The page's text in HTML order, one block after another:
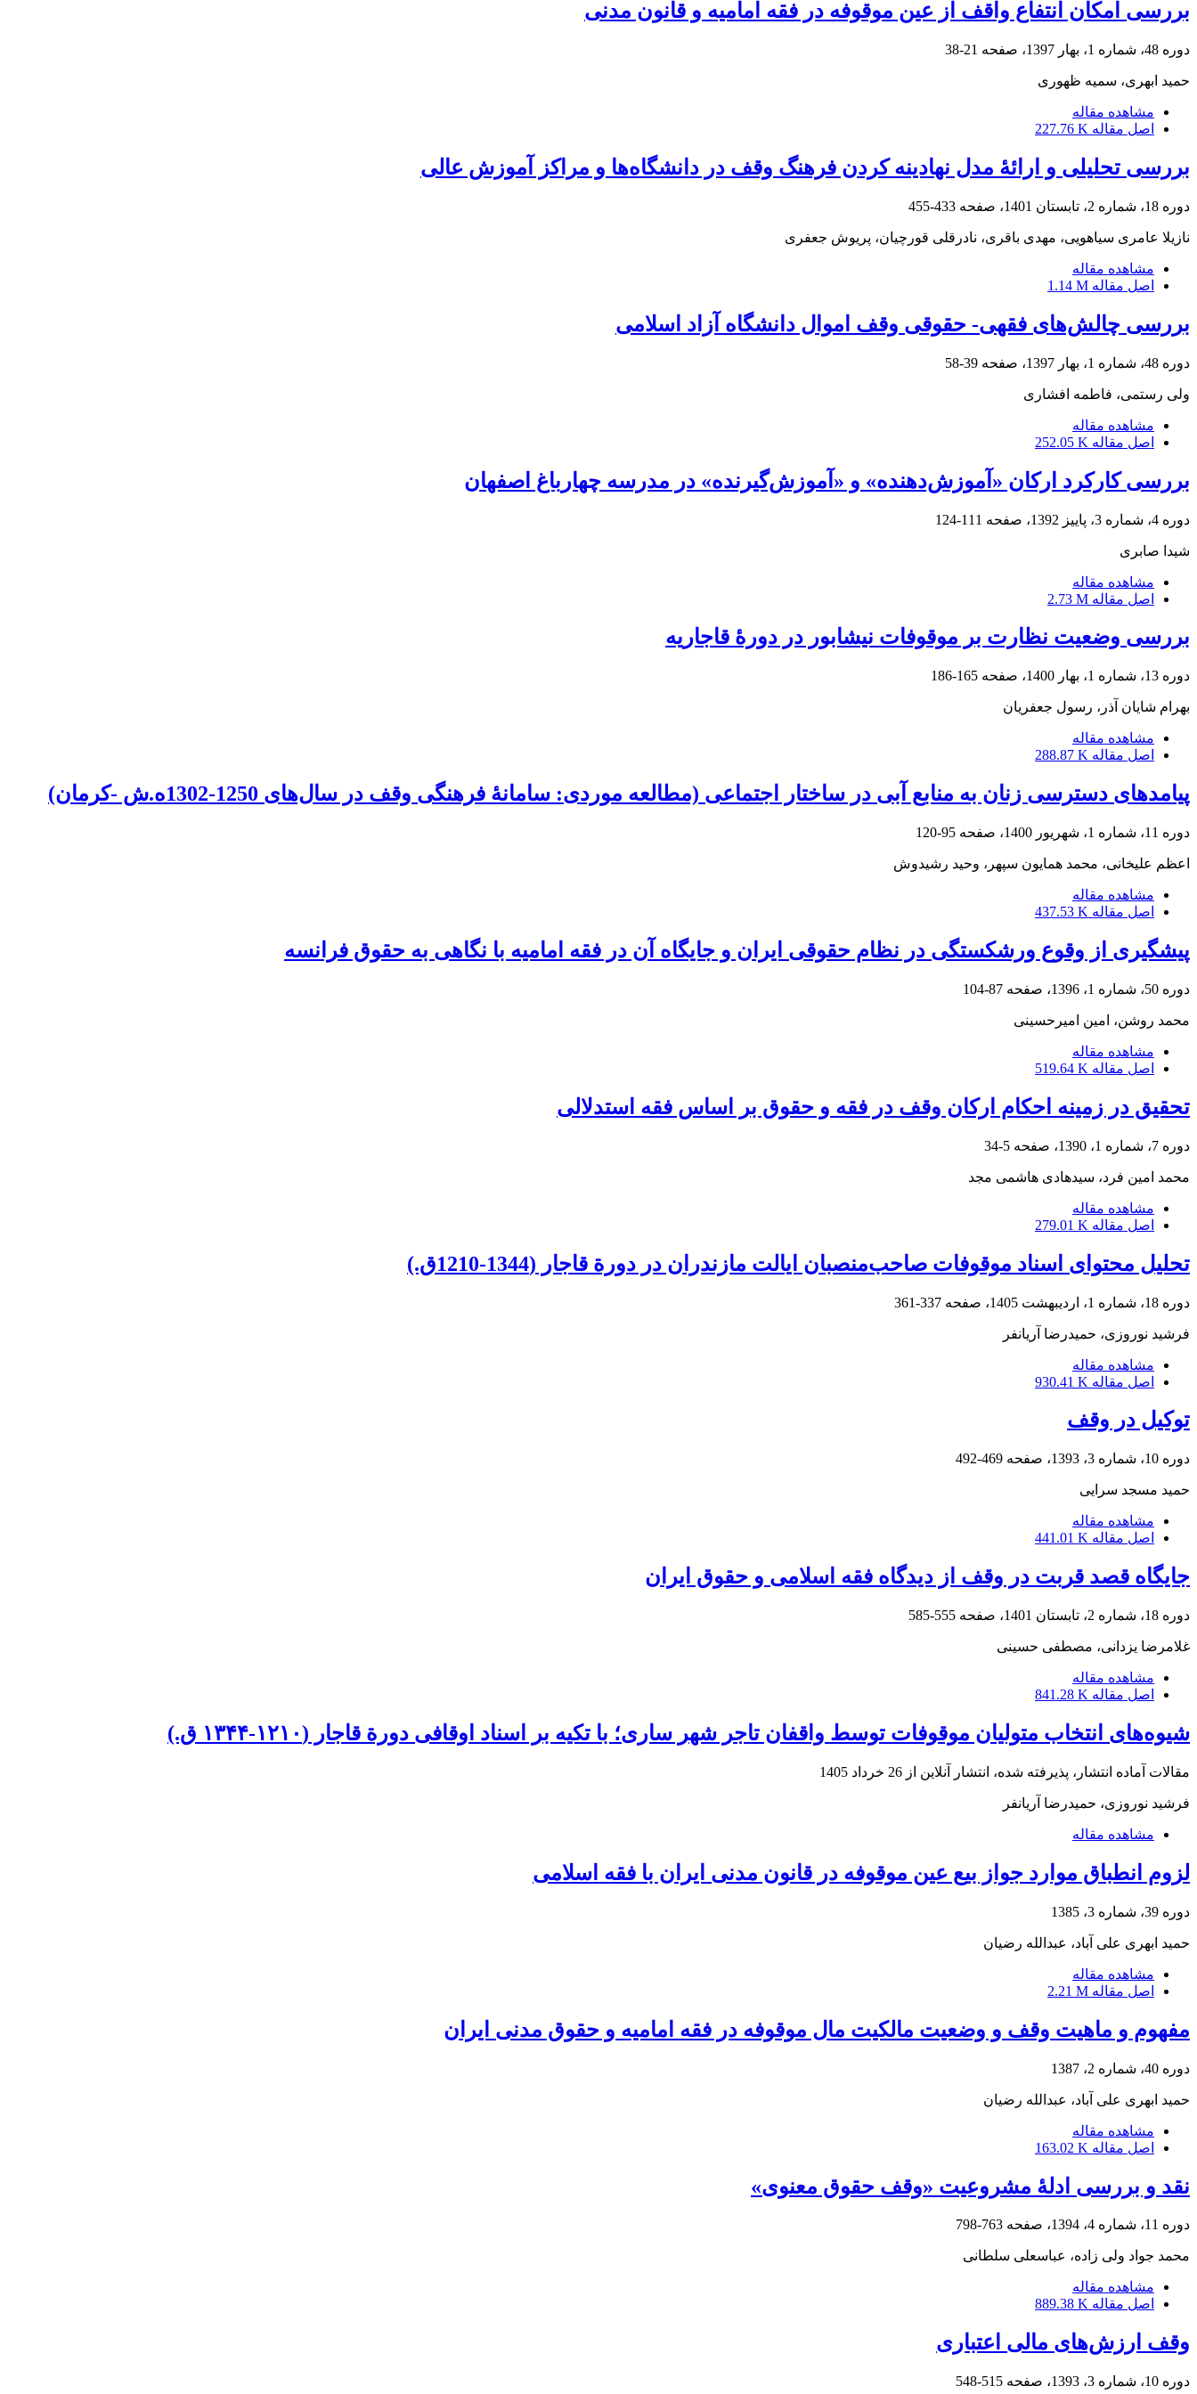
بررسی امکان انتفاع واقف از عین موقوفه در فقه امامیه و قانون مدنی
دوره 48، شماره 1، بهار 1397، صفحه 21-38
حمید ابهری، سمیه ظهوری
مشاهده مقاله
اصل مقاله 227.76 K
بررسی تحلیلی و ارائۀ مدل نهادینه کردن فرهنگ وقف در دانشگاه‌ها و مراکز آموزش عالی
دوره 18، شماره 2، تابستان 1401، صفحه 433-455
نازیلا عامری سیاهویی، مهدی باقری، نادرقلی قورچیان، پریوش جعفری
مشاهده مقاله
اصل مقاله 1.14 M
بررسی چالش‌های فقهی- حقوقی وقف اموال دانشگاه آزاد اسلامی
دوره 48، شماره 1، بهار 1397، صفحه 39-58
ولی رستمی، فاطمه افشاری
مشاهده مقاله
اصل مقاله 252.05 K
بررسی کارکرد ارکان «آموزش‌دهنده» و «آموز‌ش‌گیرنده» در مدرسه چهارباغ اصفهان
دوره 4، شماره 3، پاییز 1392، صفحه 111-124
شیدا صابری
مشاهده مقاله
اصل مقاله 2.73 M
بررسی وضعیت نظارت بر موقوفات نیشابور در دورۀ قاجاریه
دوره 13، شماره 1، بهار 1400، صفحه 165-186
بهرام شایان آذر، رسول جعفریان
مشاهده مقاله
اصل مقاله 288.87 K
پیامدهای دسترسی زنان به منابع آبی در ساختار اجتماعی (مطالعه موردی: سامانۀ فرهنگی وقف در سال‌ها‌ی 1250-1302ه.ش -کرمان)
دوره 11، شماره 1، شهریور 1400، صفحه 95-120
اعظم علیخانی، محمد همایون سپهر، وحید رشیدوش
مشاهده مقاله
اصل مقاله 437.53 K
پیشگیری از وقوع ورشکستگی در نظام حقوقی ایران و جایگاه آن در فقه امامیه با نگاهی به حقوق فرانسه
دوره 50، شماره 1، 1396، صفحه 87-104
محمد روشن، امین امیرحسینی
مشاهده مقاله
اصل مقاله 519.64 K
تحقیق در زمینه احکام ارکان وقف در فقه و حقوق بر اساس فقه استدلالی
دوره 7، شماره 1، 1390، صفحه 5-34
محمد امین فرد، سیدهادی هاشمی مجد
مشاهده مقاله
اصل مقاله 279.01 K
تحلیل محتوای اسناد موقوفات صاحب‌منصبان ایالت مازندران در دورة قاجار (1344-1210ق.)
دوره 18، شماره 1، اردیبهشت 1405، صفحه 337-361
فرشید نوروزی، حمیدرضا آریانفر
مشاهده مقاله
اصل مقاله 930.41 K
توکیل در وقف
دوره 10، شماره 3، 1393، صفحه 469-492
حمید مسجد سرایی
مشاهده مقاله
اصل مقاله 441.01 K
جایگاه قصد قربت در وقف از دیدگاه فقه اسلامی و حقوق ایران
دوره 18، شماره 2، تابستان 1401، صفحه 555-585
غلامرضا یزدانی، مصطفی حسینی
مشاهده مقاله
اصل مقاله 841.28 K
شیوه‌های انتخاب متولیان موقوفات توسط واقفان تاجر شهر ساری؛ با تکیه بر اسناد اوقافی دورة قاجار (۱۲۱۰-۱۳۴۴ ق.)
مقالات آماده انتشار، پذیرفته شده، انتشار آنلاین از 26 خرداد 1405
فرشید نوروزی، حمیدرضا آریانفر
مشاهده مقاله
لزوم انطباق موارد جواز بیع عین موقوفه در قانون مدنی ایران با فقه اسلامی
دوره 39، شماره 3، 1385
حمید ابهری علی آباد، عبدالله رضیان
مشاهده مقاله
اصل مقاله 2.21 M
مفهوم و ماهیت وقف و وضعیت مالکیت مال موقوفه در فقه امامیه ‌و حقوق مدنی ایران
دوره 40، شماره 2، 1387
حمید ابهری علی آباد، عبدالله رضیان
مشاهده مقاله
اصل مقاله 163.02 K
نقد و بررسی ادلۀ مشروعیت «وقف حقوق معنوی»
دوره 11، شماره 4، 1394، صفحه 763-798
محمد جواد ولی زاده، عباسعلی سلطانی
مشاهده مقاله
اصل مقاله 889.38 K
وقف ارزش‌های مالی اعتباری
دوره 10، شماره 3، 1393، صفحه 515-548